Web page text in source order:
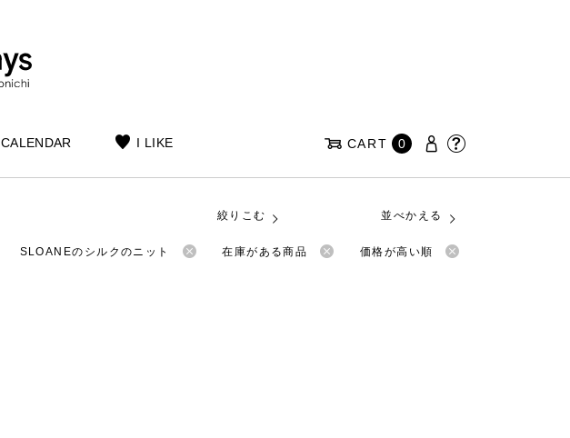
CALENDAR I LIKE CART 0
絞りこむ 並べかえる
SLOANEのシルクのニット 在庫がある商品 価格が高い順